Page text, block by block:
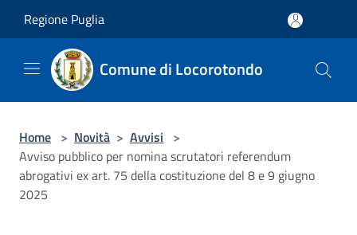
Regione Puglia
Comune di Locorotondo
Home > Novità > Avvisi >
Avviso pubblico per nomina scrutatori referendum
abrogativi ex art. 75 della costituzione del 8 e 9 giugno
2025